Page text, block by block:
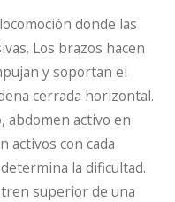
donde las
Los brazos hacen
y soportan el
cerrada horizontal.
abdomen activo en
activos con cada
la dificultad.
superior de una